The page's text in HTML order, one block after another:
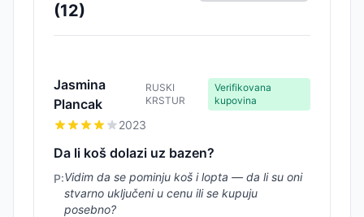
(12)
Jasmina
Plancak
RUSKI
KRSTUR
Verifikovana
kupovina
2023
Da li koš dolazi uz bazen?
P:Vidim da se pominju koš i lopta — da li su oni
stvarno uključeni u cenu ili se kupuju
posebno?